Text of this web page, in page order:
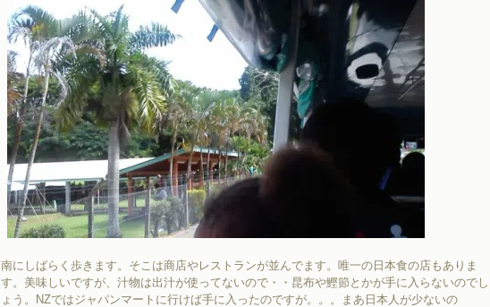
南にしばらく歩きます。そこは商店やレストランが並んでます。唯一の日本食の店もありま
す。美味しいですが、汁物は出汁が使ってないので・・昆布や鰹節とかが手に入らないのでし
ょう。NZではジャパンマートに行けば手に入ったのですが。。。まあ日本人が少ないの